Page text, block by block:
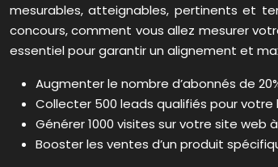
mesurables, atteignables, pertinents et
concours, comment vous allez mesurer
essentiel pour garantir un alignement et
Augmenter le nombre d’abonnés de
Collecter 500 leads qualifiés pour votre
Générer 1000 visites sur votre site web
Booster les ventes d’un produit